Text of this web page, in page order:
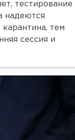
тестирование
надеются
тем
сессия и